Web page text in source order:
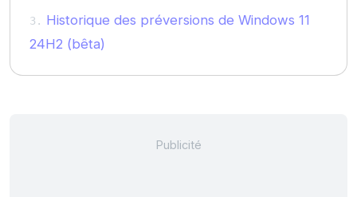
Historique des préversions de Windows 11
24H2 (bêta)